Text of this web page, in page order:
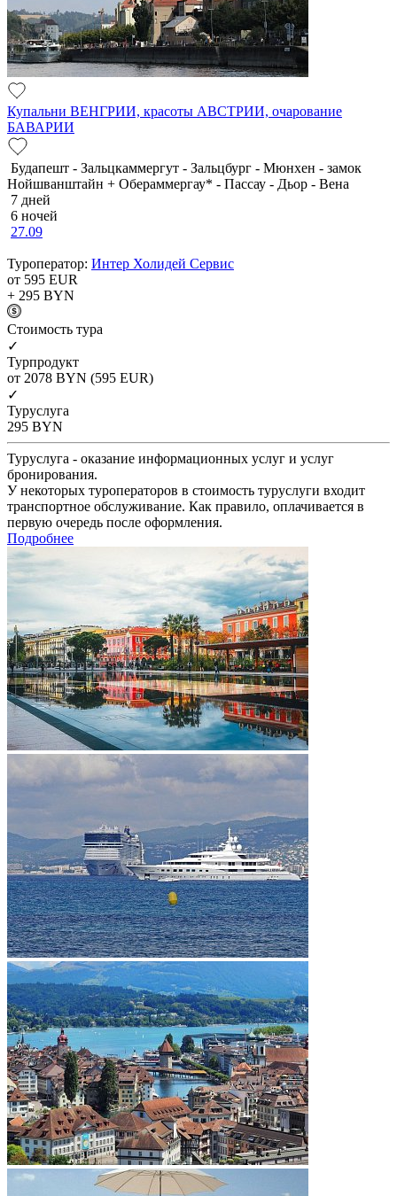
Купальни ВЕНГРИИ, красоты АВСТРИИ, очарование
БАВАРИИ
Будапешт - Зальцкаммергут - Зальцбург - Мюнхен - замок
Нойшванштайн + Обераммергау* - Пассау - Дьор - Вена
7 дней
6 ночей
27.09
Туроператор: Интер Холидей Сервис
от 595 EUR
+ 295 BYN
Cтоимость тура
✓
Турпродукт
от 2078 BYN (595 EUR)
✓
Туруслуга
295 BYN
Туруслуга - оказание информационных услуг и услуг
бронирования.
У некоторых туроператоров в стоимость туруслуги входит
транспортное обслуживание. Как правило, оплачивается в
первую очередь после оформления.
Подробнее